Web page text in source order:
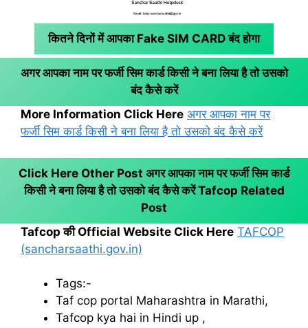
कितने दिनों में आपका Fake SIM CARD बंद होगा
अगर आपका नाम पर फर्जी सिम कार्ड किसी ने बना लिया है तो उसको
बंद कैसे करें
More Information Click Here अगर आपका नाम पर
फर्जी सिम कार्ड किसी ने बना लिया है तो उसको बंद कैसे करें
Click Here Other Post अगर आपका नाम पर फर्जी सिम कार्ड
किसी ने बना लिया है तो उसको बंद कैसे करेंTafcop Related
Post
Tafcop की Official Website Click Here TAFCOP
(sancharsaathi.gov.in)
Tags:-
Taf cop portal Maharashtra in Marathi,
Tafcop kya hai in Hindi up ,